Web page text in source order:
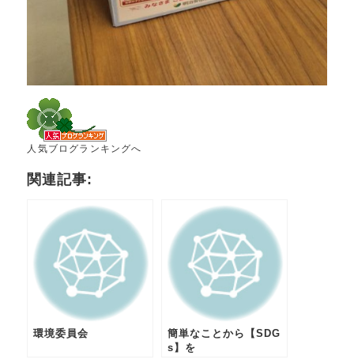
人気ブログランキングへ
関連記事:
環境委員会
簡単なことから【SDG
s】を